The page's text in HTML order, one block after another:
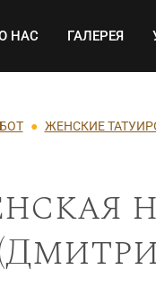
НАС ГАЛЕРЕЯ
ЖЕНСКИЕ